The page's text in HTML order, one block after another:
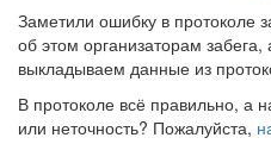
Заметили ошибку в протоколе
об этом организаторам
выкладываем данные из
В протоколе всё правильно, а
или неточность? Пожалуйста,